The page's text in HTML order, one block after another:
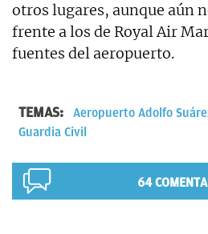
otros lugares, aunque aún
frente a los de Royal Air
fuentes del aeropuerto.
TEMAS:
Aeropuerto Adolfo
Guardia Civil
64